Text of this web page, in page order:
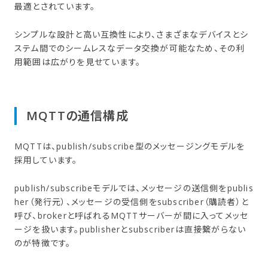
最適とされています。
シンプルな設計と高い互換性により、さまざまなデバイスとシ
ステム間でのシームレスなデータ交換が可能なため、その利
用範囲は広がりを見せています。
MQTTの​通信構成
MQTTは、publish/subscribe型のメッセージングモデルを
採用しています。
publish/subscribeモデルでは、メッセージの送信側をpublis
her（発行元）、メッセージの受信側をsubscriber（購読者）と
呼び、brokerと呼ばれるMQTTサーバーが間に入ってメッセ
ージを扱います。publisherとsubscriberは直接繋がらない
のが特徴です。